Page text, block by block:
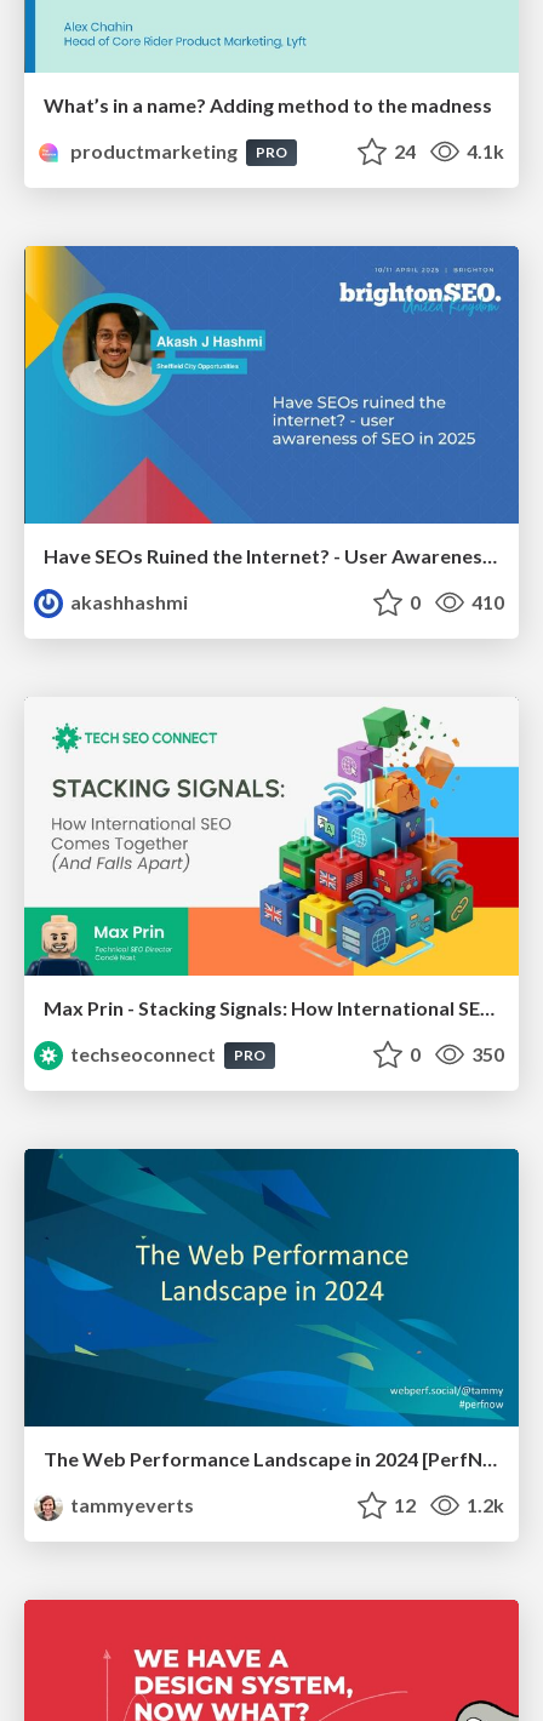
What’s in a name? Adding method to the madness
productmarketing
PRO 24 4.1k
Have SEOs Ruined the Internet? - User Awareness of SEO in 2025
akashhashmi
0 410
Max Prin - Stacking Signals: How International SEO Comes Together (And Falls Apart)
techseoconnect
PRO 0 350
The Web Performance Landscape in 2024 [PerfNow 2024]
tammyeverts
12 1.2k